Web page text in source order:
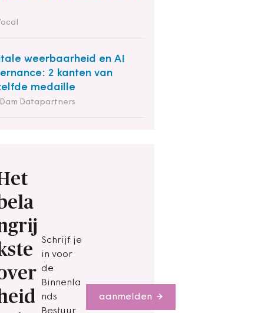
weerbaarheid en AI
2 kanten van
medaille
Datapartners
Schrijf je
in voor
de
Binnenla
nds
aanmelden